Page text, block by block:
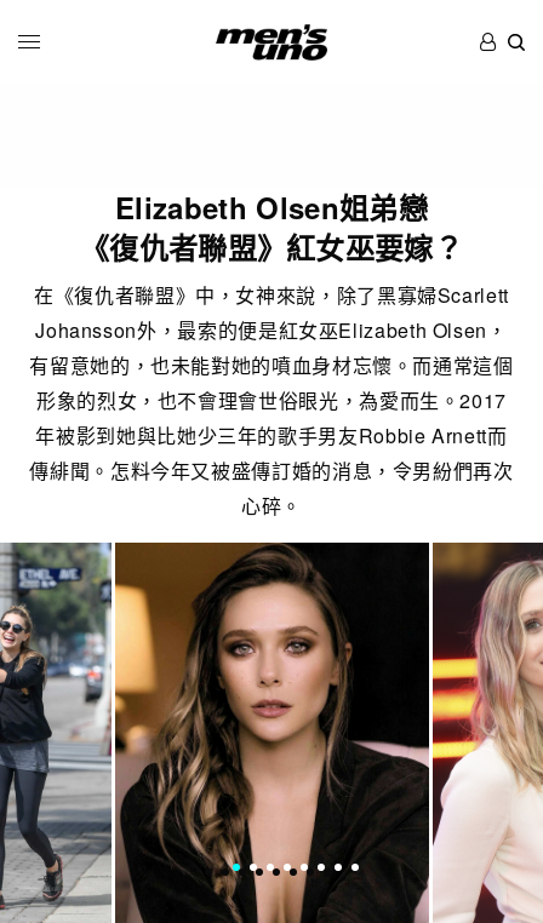
Elizabeth Olsen姐弟戀
《復仇者聯盟》紅女巫要嫁？
在《復仇者聯盟》中，女神來說，除了黑寡婦Scarlett
Johansson外，最索的便是紅女巫Elizabeth Olsen，
有留意她的，也未能對她的噴血身材忘懷。而通常這個
形象的烈女，也不會理會世俗眼光，為愛而生。2017
年被影到她與比她少三年的歌手男友Robbie Arnett而
傳緋聞。怎料今年又被盛傳訂婚的消息，令男紛們再次
心碎。